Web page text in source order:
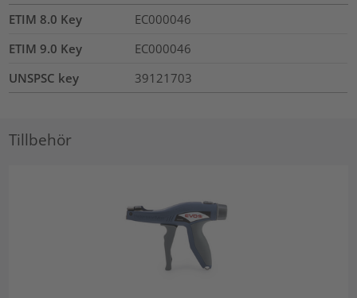
ETIM 8.0 Key
EC000046
ETIM 9.0 Key
EC000046
UNSPSC key
39121703
Tillbehör